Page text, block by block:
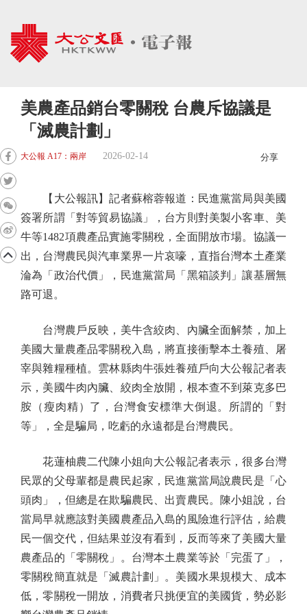
美農產品銷台零關稅 台農斥協議是
「滅農計劃」
大公報 A17：兩岸 2026-02-14 分享
【大公報訊】記者蘇榕蓉報道：民進黨當局與美國
簽署所謂「對等貿易協議」，台方則對美製小客車、美
牛等1482項農產品實施零關稅，全面開放市場。協議一
出，台灣農民與汽車業界一片哀嚎，直指台灣本土產業
淪為「政治代價」，民進黨當局「黑箱談判」讓基層無
路可退。
台灣農戶反映，美牛含絞肉、內臟全面解禁，加上
美國大量農產品零關稅入島，將直接衝擊本土養殖、屠
宰與雜糧種植。雲林縣肉牛張姓養殖戶向大公報記者表
示，美國牛肉內臟、絞肉全放開，根本查不到萊克多巴
胺（瘦肉精）了，台灣食安標準大倒退。所謂的「對
等」，全是騙局，吃虧的永遠都是台灣農民。
花蓮柚農二代陳小姐向大公報記者表示，很多台灣
民眾的父母輩都是農民起家，民進黨當局說農民是「心
頭肉」，但總是在欺騙農民、出賣農民。陳小姐說，台
當局早就應該對美國農產品入島的風險進行評估，給農
民一個交代，但結果並沒有看到，反而等來了美國大量
農產品的「零關稅」。台灣本土農業等於「完蛋了」，
零關稅簡直就是「滅農計劃」。美國水果規模大、成本
低，零關稅一開放，消費者只挑便宜的美國貨，勢必影